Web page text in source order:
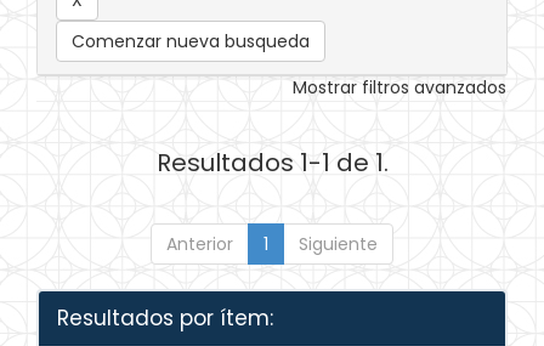
Comenzar nueva busqueda
Mostrar filtros avanzados
Resultados 1-1 de 1.
Anterior 1 Siguiente
Resultados por ítem: